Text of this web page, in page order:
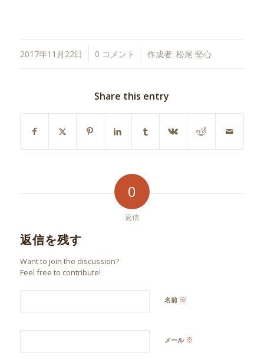
2017年11月22日 0 コメント
/ 作成者: 松尾 堅心
Share this entry
0
返信
返信を残す
Want to join the discussion?
Feel free to contribute!
名前 ※
メール ※